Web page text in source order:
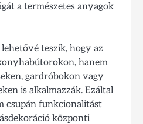
a természetes anyagok
teszik, hogy az
hanem
gardróbokon vagy
is alkalmazzák. Ezáltal
csupán funkcionalitást
központi